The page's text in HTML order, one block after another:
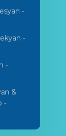
-
-
-
&
-